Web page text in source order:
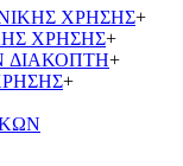
ΧΡΗΣΗΣ+
ΧΡΗΣΗΣ+
ΔΙΑΚΟΠΤΗ+
+